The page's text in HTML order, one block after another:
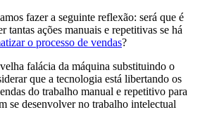
fazer a seguinte reflexão: será que é
tantas ações manuais e repetitivas se há
o processo de vendas?
falácia da máquina substituindo o
que a tecnologia está libertando os
do trabalho manual e repetitivo para
se desenvolver no trabalho intelectual